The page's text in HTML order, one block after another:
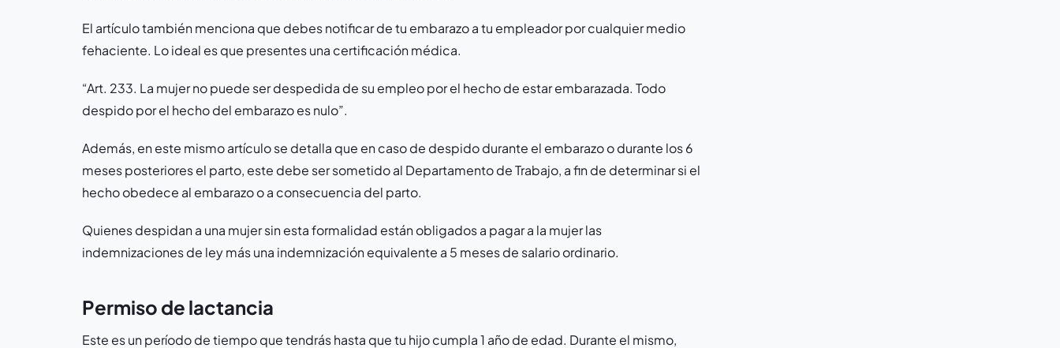
El artículo también menciona que debes notificar de tu embarazo a tu empleador por cualquier medio
fehaciente. Lo ideal es que presentes una certificación médica.
“Art. 233. La mujer no puede ser despedida de su empleo por el hecho de estar embarazada. Todo
despido por el hecho del embarazo es nulo”.
Además, en este mismo artículo se detalla que en caso de despido durante el embarazo o durante los 6
meses posteriores el parto, este debe ser sometido al Departamento de Trabajo, a fin de determinar si el
hecho obedece al embarazo o a consecuencia del parto.
Quienes despidan a una mujer sin esta formalidad están obligados a pagar a la mujer las
indemnizaciones de ley más una indemnización equivalente a 5 meses de salario ordinario.
Permiso de lactancia
Este es un período de tiempo que tendrás hasta que tu hijo cumpla 1 año de edad. Durante el mismo,